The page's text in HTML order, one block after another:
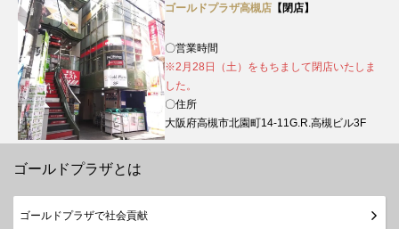
ゴールドプラザ高槻店 【閉店】
〇営業時間
※2月28日（土）をもちまして閉店いたしま
した。
〇住所
大阪府高槻市北園町14-11G.R.高槻ビル3F
ゴールドプラザとは
ゴールドプラザで社会貢献